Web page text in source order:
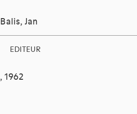
Balis, Jan
EDITEUR
, 1962